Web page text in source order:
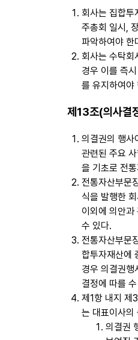
회사는 집합투
주총회 일시,
파악하여야 한
회사는 수탁회
경우 이를 즉
를 유지하여야
제13조(의사결
의결권의 행사
관련된 주요
을 기초로 전
전통자산부문
식을 발행한
이외에 의안과
수 있다.
전통자산부문
합투자재산에
경우 의결권행
결정에 따를
제1항 내지 제
는 대표이사의
의결권